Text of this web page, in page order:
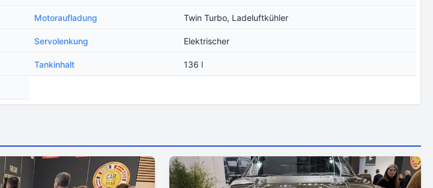
Motoraufladung Twin Turbo, Ladeluftkühler
Servolenkung Elektrischer
Tankinhalt 136 l